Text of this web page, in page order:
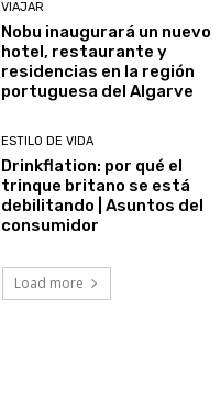
VIAJAR
Nobu inaugurará un nuevo
hotel, restaurante y
residencias en la región
portuguesa del Algarve
ESTILO DE VIDA
Drinkflation: por qué el
trinque britano se está
debilitando | Asuntos del
consumidor
Load more